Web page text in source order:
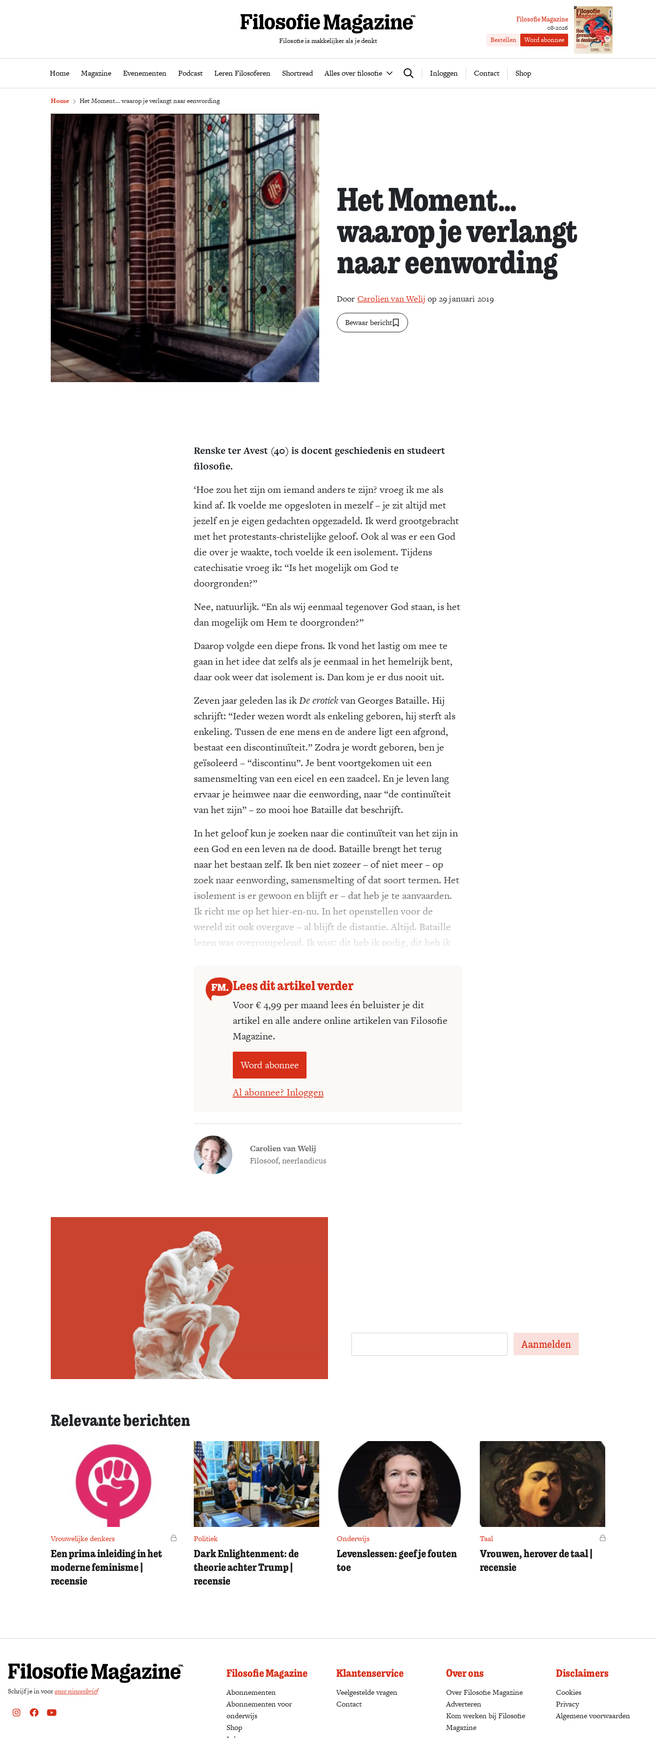
Filosofie is makkelijker als je denkt
Filosofie Magazine
08-2026
Bestellen Word abonnee
Home Magazine Evenementen Podcast Leren Filosoferen Shortread Alles over filosofie Zoeken Inloggen Contact Shop
Home Magazine Evenementen Podcast Leren Filosoferen Shortread Alles over filosofie Word abonnee
Home Het Moment… waarop je verlangt naar eenwording
Het Moment…
waarop je verlangt
naar eenwording
Door Carolien van Welij op 29 januari 2019
Bewaar bericht
Renske ter Avest (40) is docent geschiedenis en studeert
filosofie.
‘Hoe zou het zijn om iemand anders te zijn? vroeg ik me als
kind af. Ik voelde me opgesloten in mezelf – je zit altijd met
jezelf en je eigen gedachten opgezadeld. Ik werd grootgebracht
met het protestants-christelijke geloof. Ook al was er een God
die over je waakte, toch voelde ik een isolement. Tijdens
catechisatie vroeg ik: “Is het mogelijk om God te
doorgronden?”
Nee, natuurlijk. “En als wij eenmaal tegenover God staan, is het
dan mogelijk om Hem te doorgronden?”
Daarop volgde een diepe frons. Ik vond het lastig om mee te
gaan in het idee dat zelfs als je eenmaal in het hemelrijk bent,
daar ook weer dat isolement is. Dan kom je er dus nooit uit.
Zeven jaar geleden las ikDe erotiekvan Georges Bataille. Hij
schrijft: “Ieder wezen wordt als enkeling geboren, hij sterft als
enkeling. Tussen de ene mens en de andere ligt een afgrond,
bestaat een discontinuïteit.” Zodra je wordt geboren, ben je
geïsoleerd – “discontinu”. Je bent voortgekomen uit een
samensmelting van een eicel en een zaadcel. En je leven lang
ervaar je heimwee naar die eenwording, naar “de continuïteit
van het zijn” – zo mooi hoe Bataille dat beschrijft.
In het geloof kun je zoeken naar die continuïteit van het zijn in
een God en een leven na de dood. Bataille brengt het terug
naar het bestaan zelf. Ik ben niet zozeer – of niet meer – op
zoek naar eenwording, samensmelting of dat soort termen. Het
isolement is er gewoon en blijft er – dat heb je te aanvaarden.
Ik richt me op het hier-en-nu. In het openstellen voor de
wereld zit ook overgave – al blijft de distantie. Altijd. Bataille
lezen was overrompelend. Ik wist: dit heb ik nodig, dit heb ik
Lees dit artikel verder
Voor € 4,99 per maand lees én beluister je dit
artikel en alle andere online artikelen van Filosofie
Magazine.
Word abonnee
Al abonnee? Inloggen
Carolien van Welij
Filosoof, neerlandicus
Relevante berichten
Vrouwelijke denkers Voor leden
Een prima inleiding in het
moderne feminisme |
recensie
Politiek
Dark Enlightenment: de
theorie achter Trump |
recensie
Onderwijs
Levenslessen: geef je fouten
toe
Taal Voor leden
Vrouwen, herover de taal |
recensie
Schrijf je in vooronze nieuwsbrief
Instagram
FacebookYoutube
Filosofie Magazine
Abonnementen (opens in a new tab)
Abonnementen voor
onderwijs
Shop
Inloggen
Klantenservice
Veelgestelde vragen
Contact
Over ons
Over Filosofie Magazine
Adverteren
Kom werken bij Filosofie
Magazine
Disclaimers
Cookies
Privacy
Algemene voorwaarden